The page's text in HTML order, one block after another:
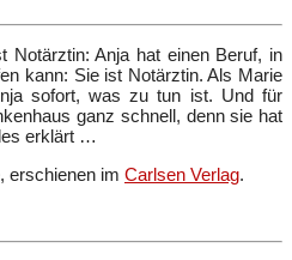
Notärztin: Anja hat einen Beruf, in
kann: Sie ist Notärztin. Als Marie
sofort, was zu tun ist. Und für
ganz schnell, denn sie hat
erklärt …
erschienen im Carlsen Verlag.